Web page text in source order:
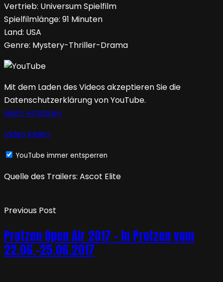
Vertrieb: Universum Spielfilm
Spielfilmlänge: 91 Minuten
Land: USA
Genre: Mystery-Thriller-Drama
Mit dem Laden des Videos akzeptieren Sie die
Datenschutzerklärung von YouTube.
Mehr erfahren
Video laden
YouTube immer entsperren
Quelle des Trailers: Ascot Elite
Previous Post
Protzen Open Air 2017 – in Protzen vom
22.06.-25.06.2017